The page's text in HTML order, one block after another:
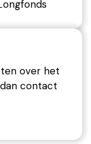
over het
contact